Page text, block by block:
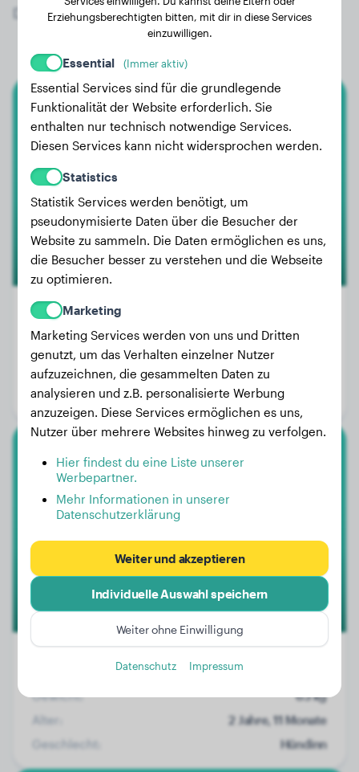
Deutsche Dogge!
Deutsche Dogge
Bruno
Gewicht:
Alter:
1 Jahr, 10 Monate
Geschlecht:
Deutsche Dogge
Meadow
4
Gewicht:
63 kg
Alter:
2 Jahre, 11 Monate
Geschlecht:
Hündinn
Erziehungsberechtigten bitten, mit dir in diese Services
einzuwilligen.
Essential (Immer aktiv)
Essential Services sind für die grundlegende
Funktionalität der Website erforderlich. Sie
enthalten nur technisch notwendige Services.
Diesen Services kann nicht widersprochen werden.
Statistics
Statistik Services werden benötigt, um
pseudonymisierte Daten über die Besucher der
Website zu sammeln. Die Daten ermöglichen es uns,
die Besucher besser zu verstehen und die Webseite
zu optimieren.
Marketing
Marketing Services werden von uns und Dritten
genutzt, um das Verhalten einzelner Nutzer
aufzuzeichnen, die gesammelten Daten zu
analysieren und z.B. personalisierte Werbung
anzuzeigen. Diese Services ermöglichen es uns,
Nutzer über mehrere Websites hinweg zu verfolgen.
Hier findest du eine Liste unserer
Werbepartner.
Mehr Informationen in unserer
Datenschutzerklärung
Weiter und akzeptieren
Individuelle Auswahl speichern
Weiter ohne Einwilligung
Datenschutz Impressum